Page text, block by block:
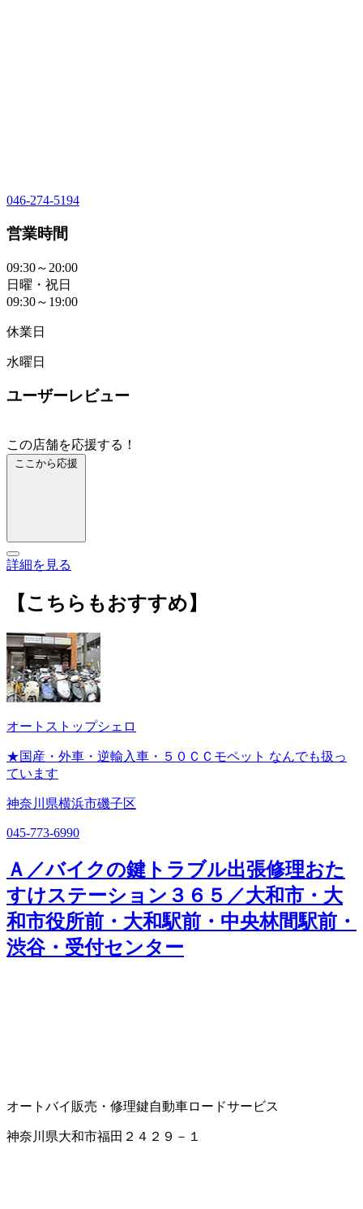
046-274-5194
営業時間
09:30～20:00
日曜・祝日
09:30～19:00
休業日
水曜日
ユーザーレビュー
この店舗を応援する！
ここから応援
詳細を見る
【こちらもおすすめ】
オートストップシェロ
★国産・外車・逆輸入車・５０ＣＣモペット なんでも扱っ
ています
神奈川県横浜市磯子区
045-773-6990
Ａ／バイクの鍵トラブル出張修理おた
すけステーション３６５／大和市・大
和市役所前・大和駅前・中央林間駅前・
渋谷・受付センター
オートバイ販売・修理鍵自動車ロードサービス
神奈川県大和市福田２４２９－１